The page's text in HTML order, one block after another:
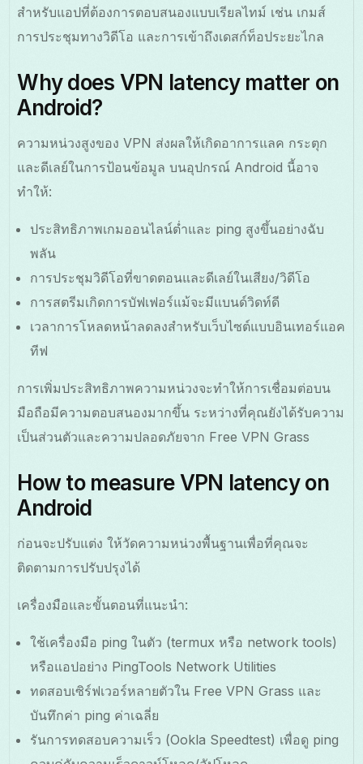
สำหรับแอปที่ต้องการตอบสนองแบบเรียลไทม์ เช่น เกมส์
การประชุมทางวิดีโอ และการเข้าถึงเดสก์ท็อประยะไกล
Why does VPN latency matter on
Android?
ความหน่วงสูงของ VPN ส่งผลให้เกิดอาการแลค กระตุก
และดีเลย์ในการป้อนข้อมูล บนอุปกรณ์ Android นี้อาจ
ทำให้:
ประสิทธิภาพเกมออนไลน์ต่ำและ ping สูงขึ้นอย่างฉับ
พลัน
การประชุมวิดีโอที่ขาดตอนและดีเลย์ในเสียง/วิดีโอ
การสตรีมเกิดการบัฟเฟอร์แม้จะมีแบนด์วิดท์ดี
เวลาการโหลดหน้าลดลงสำหรับเว็บไซต์แบบอินเทอร์แอค
ทีฟ
การเพิ่มประสิทธิภาพความหน่วงจะทำให้การเชื่อมต่อบน
มือถือมีความตอบสนองมากขึ้น ระหว่างที่คุณยังได้รับความ
เป็นส่วนตัวและความปลอดภัยจาก Free VPN Grass
How to measure VPN latency on
Android
ก่อนจะปรับแต่ง ให้วัดความหน่วงพื้นฐานเพื่อที่คุณจะ
ติดตามการปรับปรุงได้
เครื่องมือและขั้นตอนที่แนะนำ:
ใช้เครื่องมือ ping ในตัว (termux หรือ network tools)
หรือแอปอย่าง PingTools Network Utilities
ทดสอบเซิร์ฟเวอร์หลายตัวใน Free VPN Grass และ
บันทึกค่า ping ค่าเฉลี่ย
รันการทดสอบความเร็ว (Ookla Speedtest) เพื่อดู ping